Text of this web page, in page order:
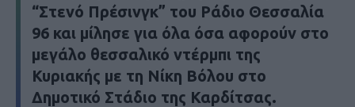
“Στενό Πρέσινγκ” του Ράδιο Θεσσαλία
96 και μίλησε για όλα όσα αφορούν στο
μεγάλο θεσσαλικό ντέρμπι της
Κυριακής με τη Νίκη Βόλου στο
Δημοτικό Στάδιο της Καρδίτσας.